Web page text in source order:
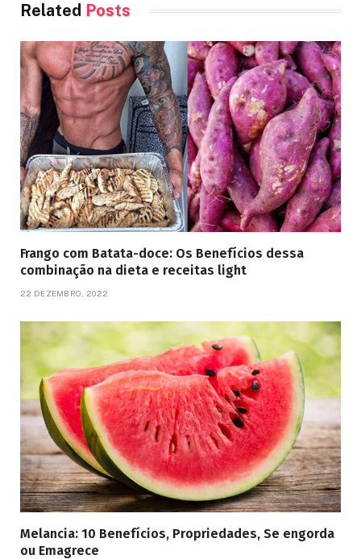
Related Posts
Frango com Batata-doce: Os Benefícios dessa
combinação na dieta e receitas light
22 DEZEMBRO, 2022
Melancia: 10 Benefícios, Propriedades, Se engorda
ou Emagrece